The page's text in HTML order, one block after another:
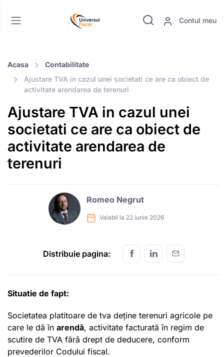
Contul meu
Acasa
Contabilitate
Ajustare TVA in cazul unei societati ce are ca obiect de
activitate arendarea de terenuri
Ajustare TVA in cazul unei
societati ce are ca obiect de
activitate arendarea de
terenuri
Romeo Negrut
Valabil la 22 iunie 2026
Distribuie pagina:
Situatie de fapt:
Societatea platitoare de tva deține terenuri agricole pe
care le dă în arendă, activitate facturată în regim de
scutire de TVA fără drept de deducere, conform
prevederilor Codului fiscal.